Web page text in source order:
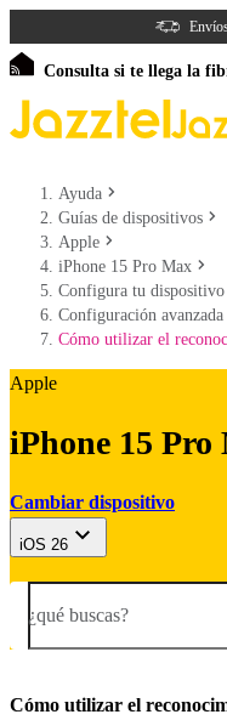
Consulta si te llega la
Ayuda
Guías de dispositivos
Apple
iPhone 15 Pro Max
Configura tu dispositivo
Configuración avanzada
Cómo utilizar el
Apple
iPhone 15 Pro
Cambiar dispositivo
iOS 26
¿qué buscas?
Cómo utilizar el